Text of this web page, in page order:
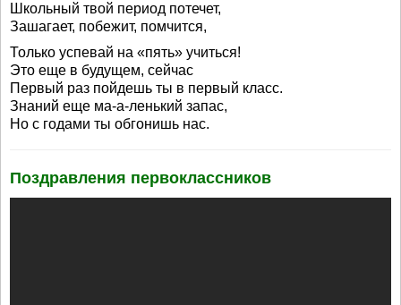
Школьный твой период потечет,
Зашагает, побежит, помчится,
Только успевай на «пять» учиться!
Это еще в будущем, сейчас
Первый раз пойдешь ты в первый класс.
Знаний еще ма-а-ленький запас,
Но с годами ты обгонишь нас.
Поздравления первоклассников